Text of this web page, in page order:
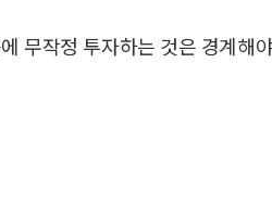
무작정 투자하는 것은 경계해